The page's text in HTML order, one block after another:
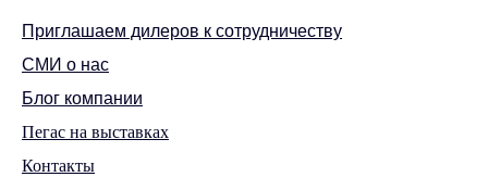
Приглашаем дилеров к сотрудничеству
СМИ о нас
Блог компании
Пегас на выставках
Контакты